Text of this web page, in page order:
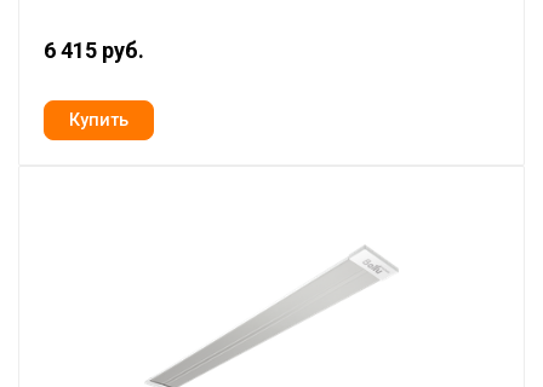
6 415 руб.